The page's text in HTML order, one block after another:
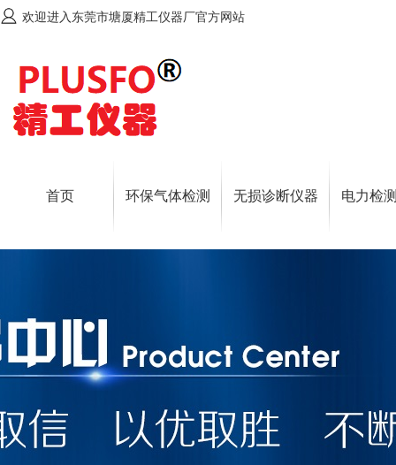
欢迎进入东莞市塘厦精工仪器厂官方网站
首页 环保气体检测 无损诊断仪器 电力检